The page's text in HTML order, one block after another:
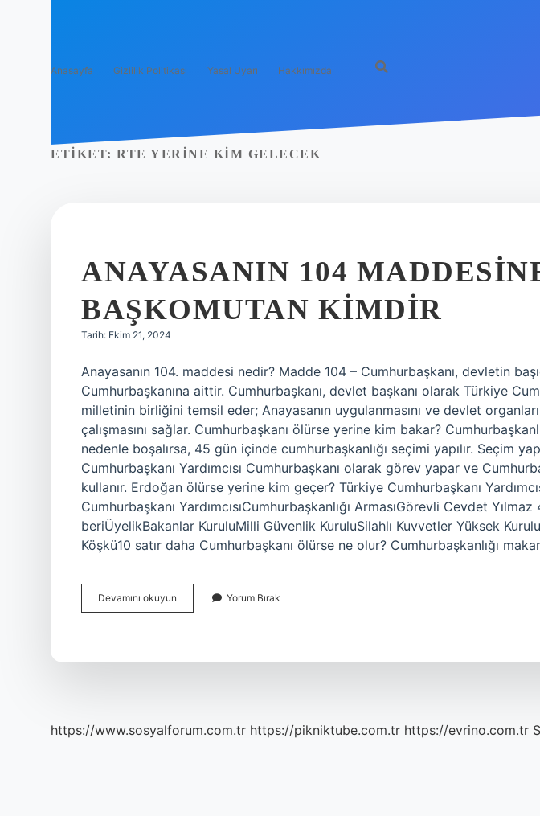
Anasayfa Gizlilik Politikası Yasal Uyarı Hakkımızda
ETIKET: RTE YERINE KIM GELECEK
ANAYASANIN 104
BAŞKOMUTAN KIMDIR
Tarih: Ekim 21, 2024
Anayasanın 104. maddesi nedir? Madde 104 – Cumhurbaşkanı, devletin
Cumhurbaşkanına aittir. Cumhurbaşkanı, devlet başkanı olarak Türkiye
milletinin birliğini temsil eder; Anayasanın uygulanmasını ve devlet
çalışmasını sağlar. Cumhurbaşkanı ölürse yerine kim bakar?
nedenle boşalırsa, 45 gün içinde cumhurbaşkanlığı seçimi yapılır. Seçim
Cumhurbaşkanı Yardımcısı Cumhurbaşkanı olarak görev yapar ve
kullanır. Erdoğan ölürse yerine kim geçer? Türkiye Cumhurbaşkanı
Cumhurbaşkanı YardımcısıCumhurbaşkanlığı ArmasıGörevli Cevdet
beriÜyelikBakanlar KuruluMilli Güvenlik KuruluSilahlı Kuvvetler Yüksek
Köşkü10 satır daha Cumhurbaşkanı ölürse ne olur? Cumhurbaşkanlığı
Devamını okuyun Anayasanın
104
Yorum Bırak
https://www.sosyalforum.com.tr https://pikniktube.com.tr https://evrino.com.tr